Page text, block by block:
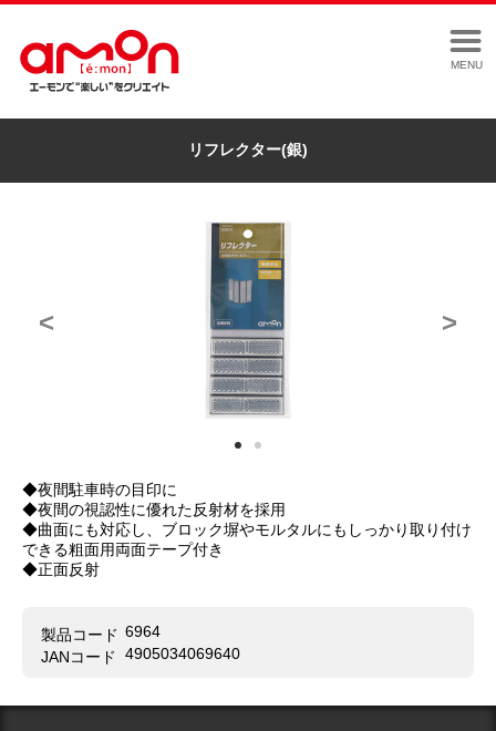
MENU
リフレクター(銀)
< >
◆夜間駐車時の目印に
◆夜間の視認性に優れた反射材を採用
◆曲面にも対応し、ブロック塀やモルタルにもしっかり取り付け
できる粗面用両面テープ付き
◆正面反射
製品コード 6964
JANコード
4905034069640